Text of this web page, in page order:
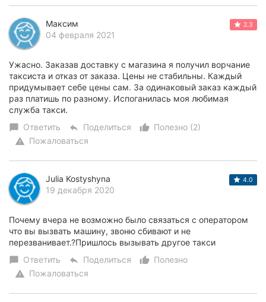
Максим
04 февраля 2021
2.3
Ужасно. Заказав доставку с магазина я получил ворчание
таксиста и отказ от заказа. Цены не стабильны. Каждый
придумывает себе цены сам. За одинаковый заказ каждый
раз платишь по разному. Испоганилась моя любимая
служба такси.
chat_bubble Ответить reply Поделиться thumb_up_alt
Полезно (2)
warning Пожаловаться
Julia Kostyshyna
19 декабря 2020
4.0
Почему вчера не возможно было связаться с оператором
что вы вызвать машину, звоню сбивают и не
перезванивает.?Пришлось вызывать другое такси
chat_bubble Ответить reply Поделиться thumb_up_alt
Полезно
warning Пожаловаться